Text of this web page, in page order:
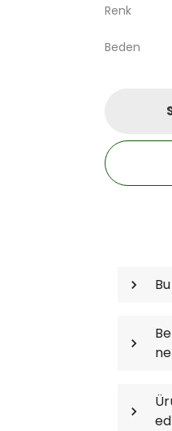
Renk
Beden